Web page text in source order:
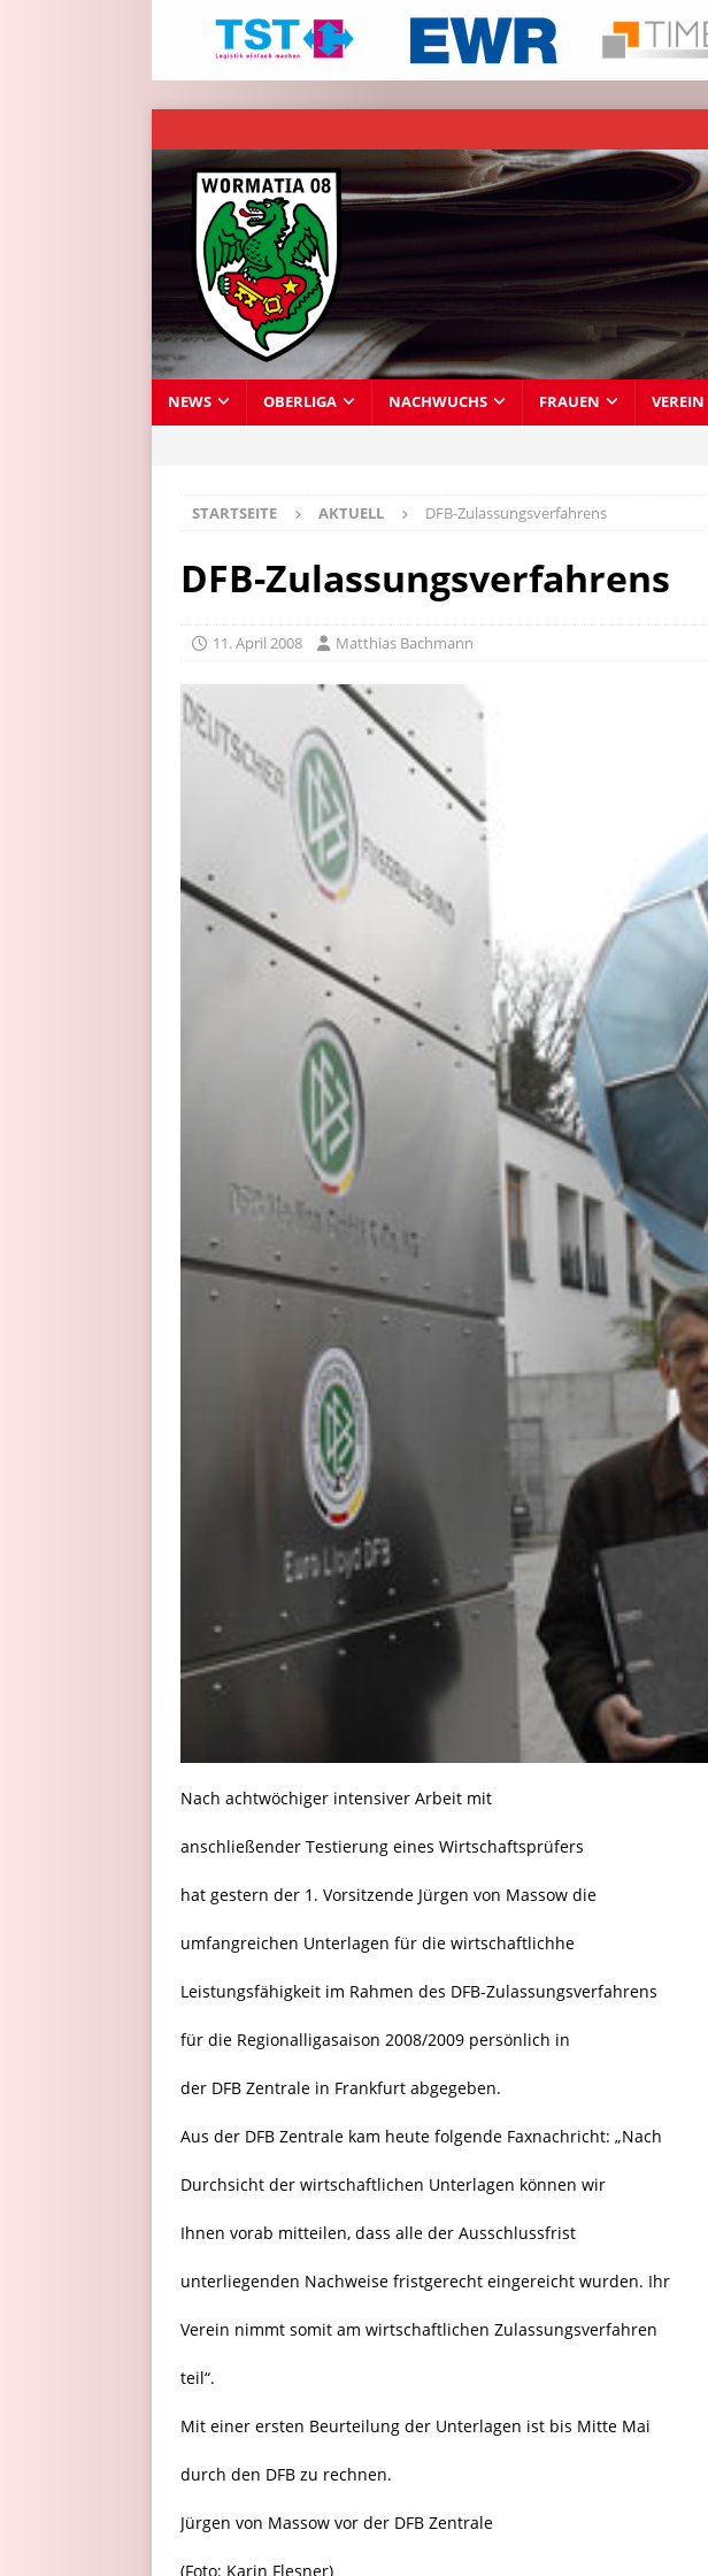
NEWS OBERLIGA NACHWUCHS FRAUEN VEREIN
STARTSEITE AKTUELL DFB-Zulassungsverfahrens
DFB-Zulassungsverfahrens
11. April 2008 Matthias Bachmann
Nach achtwöchiger intensiver Arbeit mit
anschließender Testierung eines Wirtschaftsprüfers
hat gestern der 1. Vorsitzende Jürgen von Massow die
umfangreichen Unterlagen für die wirtschaftlichhe
Leistungsfähigkeit im Rahmen des DFB-Zulassungsverfahrens
für die Regionalligasaison 2008/2009 persönlich in
der DFB Zentrale in Frankfurt abgegeben.
Aus der DFB Zentrale kam heute folgende Faxnachricht: „Nach
Durchsicht der wirtschaftlichen Unterlagen können wir
Ihnen vorab mitteilen, dass alle der Ausschlussfrist
unterliegenden Nachweise fristgerecht eingereicht wurden. Ihr
Verein nimmt somit am wirtschaftlichen Zulassungsverfahren
teil“.
Mit einer ersten Beurteilung der Unterlagen ist bis Mitte Mai
durch den DFB zu rechnen.
Jürgen von Massow vor der DFB Zentrale
(Foto: Karin Flesner)